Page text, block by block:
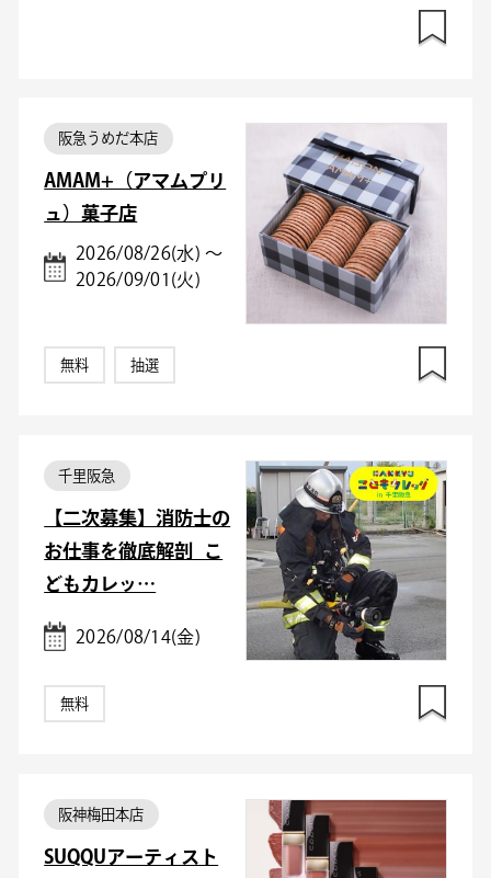
阪急うめだ本店
AMAM+（アマムプリ
ュ）菓子店
2026/08/26(水) ～
2026/09/01(火)
無料 抽選
千里阪急
【二次募集】消防士の
お仕事を徹底解剖_こ
どもカレッ…
2026/08/14(金)
無料
阪神梅田本店
SUQQUアーティスト